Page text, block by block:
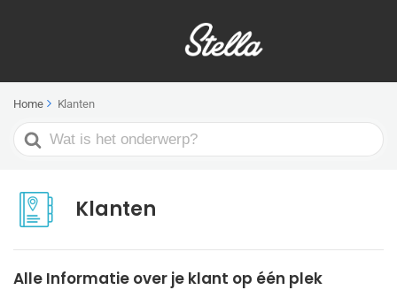
Home Klanten
Search
For
Klanten
Alle Informatie over je klant op één plek